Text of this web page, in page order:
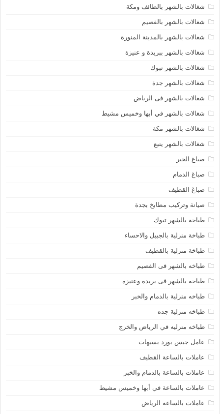
شغالات بالشهر بالطائف ومكة
شغالات بالشهر بالقصيم
شغالات بالشهر بالمدينة المنورة
شغالات بالشهر ببريدة و عنيزة
شغالات بالشهر تبوك
شغالات بالشهر جدة
شغالات بالشهر فى الرياض
شغالات بالشهر في أبها وخميس مشيط
شغالات بالشهر مكة
شغالات بالشهر ينبع
صباغ الخبر
صباغ الدمام
صباغ القطيف
صيانة وتركيب مطابخ بجدة
طباخة بالشهر تبوك
طباخة منزلية بالجبيل والاحساء
طباخة منزلية بالقطيف
طباخه بالشهر فى القصيم
طباخه بالشهر فى بريدة وعنيزة
طباخه منزلية بالدمام والخبر
طباخه منزلية جده
طباخه منزليه في الرياض والخرج
عامل جبس بورد بسيهات
عاملات بالساعة القطيف
عاملات بالساعة بالدمام والخبر
عاملات بالساعة في أبها وخميس مشيط
عاملات بالساعه الرياض